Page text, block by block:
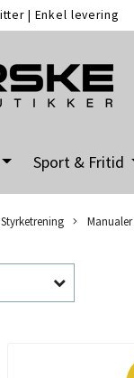
| Enkel levering
Sport & Fritid
Styrketrening Manualer